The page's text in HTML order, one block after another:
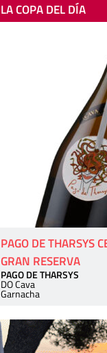
LA COPA DEL DÍA
PAGO DE THARSYS
GRAN RESERVA
PAGO DE THARSYS
DO Cava
Garnacha